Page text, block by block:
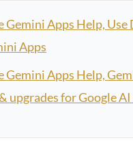
Gemini Apps Help, Use
Apps
Gemini Apps Help,
upgrades for Google